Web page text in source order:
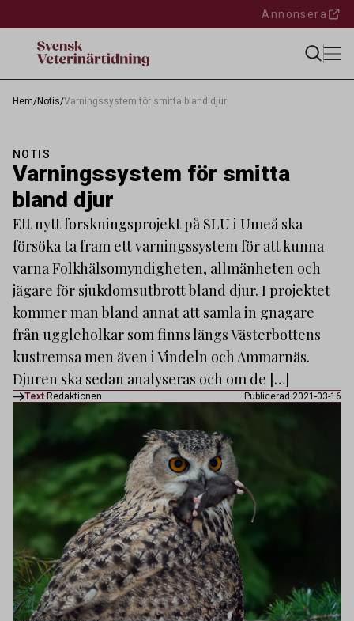
Annonsera
Hem/Notis/Varningssystem för smitta bland djur
NOTIS
Varningssystem för smitta
bland djur
Ett nytt forskningsprojekt på SLU i Umeå ska
försöka ta fram ett varningssystem för att kunna
varna Folkhälsomyndigheten, allmänheten och
jägare för sjukdomsutbrott bland djur. I projektet
kommer man bland annat att samla in gnagare
från uggleholkar som finns längs Västerbottens
kustremsa men även i Vindeln och Ammarnäs.
Djuren ska sedan analyseras och om de […]
Text Redaktionen Publicerad 2021-03-16